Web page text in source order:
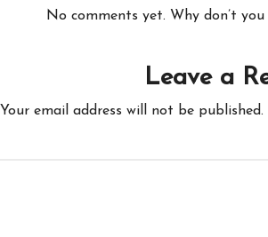
No comments yet. Why don’t
Leave a
Your email address will not be published.